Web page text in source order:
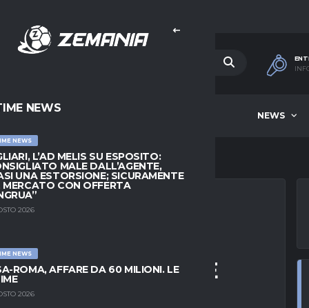
NEWS
NEWS
NEWS
L’AD MELIS SU ESPOSITO:
MALE DALL’AGENTE,
UNA ESTORSIONE; SICURAMENTE
MERCATO CON OFFERTA
2026
NEWS
ROMA, AFFARE DA 60 MILIONI. LE
2026
ACCORDO
LA SITUAZIONE